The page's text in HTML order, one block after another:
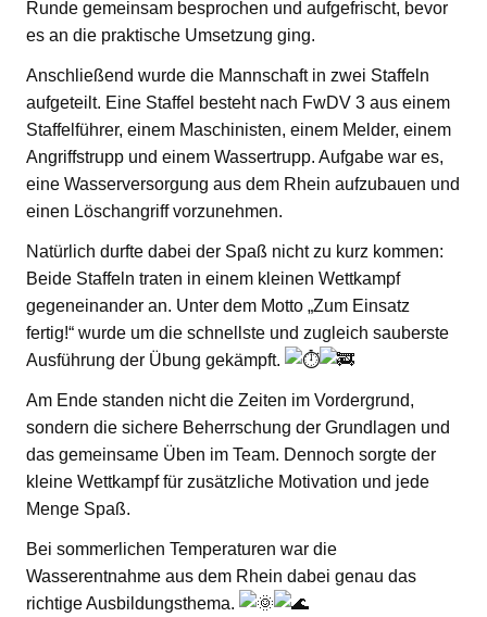
Runde gemeinsam besprochen und aufgefrischt, bevor
es an die praktische Umsetzung ging.
Anschließend wurde die Mannschaft in zwei Staffeln
aufgeteilt. Eine Staffel besteht nach FwDV 3 aus einem
Staffelführer, einem Maschinisten, einem Melder, einem
Angriffstrupp und einem Wassertrupp. Aufgabe war es,
eine Wasserversorgung aus dem Rhein aufzubauen und
einen Löschangriff vorzunehmen.
Natürlich durfte dabei der Spaß nicht zu kurz kommen:
Beide Staffeln traten in einem kleinen Wettkampf
gegeneinander an. Unter dem Motto „Zum Einsatz
fertig!“ wurde um die schnellste und zugleich sauberste
Ausführung der Übung gekämpft.
Am Ende standen nicht die Zeiten im Vordergrund,
sondern die sichere Beherrschung der Grundlagen und
das gemeinsame Üben im Team. Dennoch sorgte der
kleine Wettkampf für zusätzliche Motivation und jede
Menge Spaß.
Bei sommerlichen Temperaturen war die
Wasserentnahme aus dem Rhein dabei genau das
richtige Ausbildungsthema.